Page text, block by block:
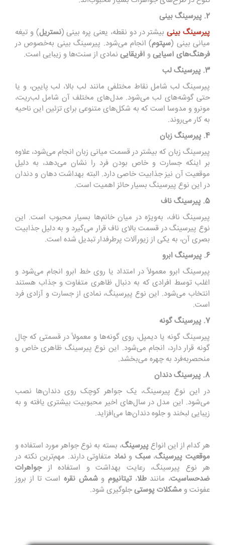
2. پیرسینگ بینی
پیرسینگ بینیبیشتر در دو نقطه، یعنی پره بینی (نستریل) و تیغه
میانی بینی (سپتوم) انجام می‌شود. پیرسینگ بینی به‌خصوص در
فرهنگ‌هایآسیاییو آفریقایی نمادی از سنت‌ها و زیبایی است.
3. پیرسینگ لب
پیرسینگ لب شامل نقاط مختلفی مانند لب بالا، لب پایین، و یا
حتی گوشه‌های لب می‌شود. مدل‌های مختلف آن شامل لب‌ریت،
مونرو و مدوسا است که به شکل‌های متنوعی برای تزئین این ناحیه
به کار می‌روند.
4. پیرسینگ زبان
پیرسینگ زبان که بیشتر در قسمت میانی زبان انجام می‌شود، علاوه
بر اینکه جسارت و خاص بودن فرد را نشان می‌دهد، به دلیل
موقعیت آن نیز جذابیت خاصی دارد. البته بهداشت دهان و دندان
در این نوع پیرسینگ بسیار حائز اهمیت است.
5. پیرسینگ ناف
پیرسینگ ناف، به‌ویژه در میان خانم‌ها بسیار محبوب است. این
نوع پیرسینگ در قسمت بالای ناف قرار می‌گیرد و به دلیل جذابیت
بصری آن، به یکی از زیورآلات پرطرفدار تبدیل شده است.
6. پیرسینگ ابرو
پیرسینگ ابرو معمولاً در امتداد یا روی خط ابرو انجام می‌شود و
اغلب توسط افرادی که به دنبال ظاهری متفاوت و جذاب هستند
انتخاب می‌شود. این نوع پیرسینگ، نمادی از جسارت و آزادی فرد
است.
7. پیرسینگ گونه
پیرسینگ گونه یا دیمپل، روی گونه‌ها و معمولاً در قسمتی که چال
گونه قرار دارد، انجام می‌شود. این نوع پیرسینگ ظاهری خاص و
منحصربه‌فرد به چهره می‌بخشد.
8. پیرسینگ دندان
در این نوع پیرسینگ، یک جواهر کوچک روی دندان‌ها نصب
می‌شود. این مدل در سال‌های اخیر محبوبیت بیشتری یافته و به
زیبایی لبخند و جلوه دندان‌ها می‌افزاید.
هر کدام از این انواعپیرسینگ، بسته به نوع جواهر مورد استفاده و
موقعیت پیرسینگ،سبک ونماد متفاوتی دارند. مهم‌ترین نکته در
هر نوع پیرسینگ، رعایت بهداشت و استفاده ازجواهرات
ضدحساسیت، مانندطلا،تیتانیوم وشمش نقره است تا از بروز
عفونت و مشکلات پوستیجلوگیری شود.